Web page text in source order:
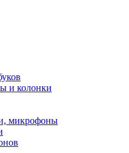
и колонки
микрофоны